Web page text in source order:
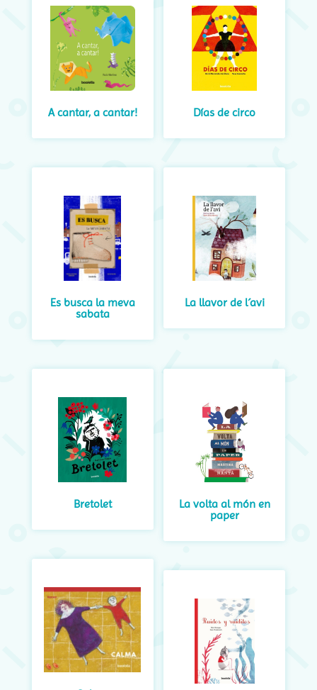
A cantar, a cantar! Días de circo
Es busca la meva
sabata
La llavor de l´avi
Bretolet
La volta al món en
paper